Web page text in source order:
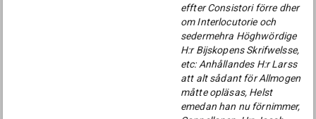
effter Consistori förre dher
om Interlocutorie och
sedermehra Höghwördige
H:r Bijskopens Skrifwelsse,
etc: Anhållandes H:r Larss
att alt sådant för Allmogen
måtte opläsas, Helst
emedan han nu förnimmer,